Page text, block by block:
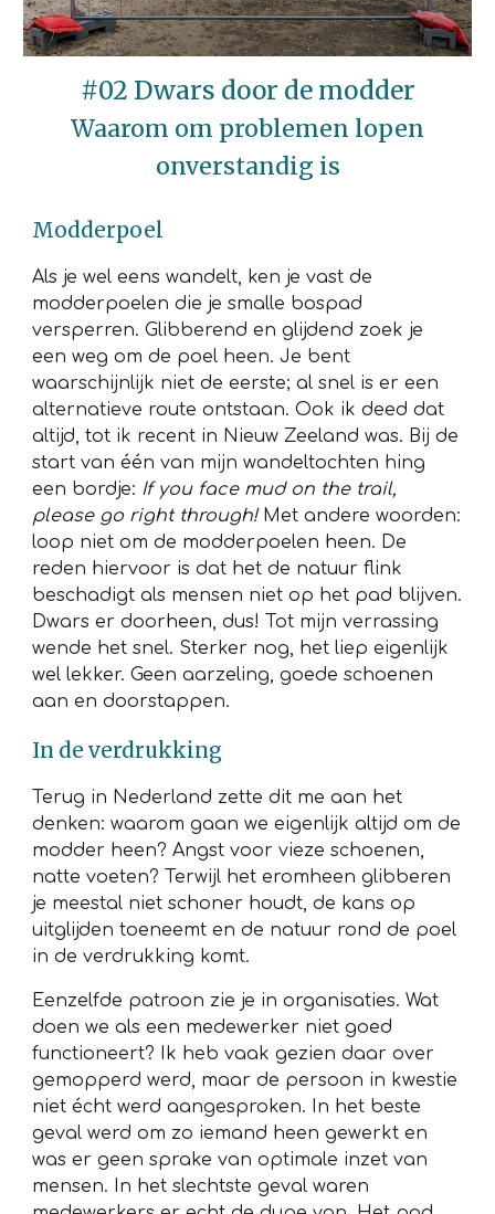
#02 Dwars door de modder
Waarom om problemen lopen
onverstandig is
Modderpoel
Als je wel eens wandelt, ken je vast de
modderpoelen die je smalle bospad
versperren. Glibberend en glijdend zoek je
een weg om de poel heen. Je bent
waarschijnlijk niet de eerste; al snel is er een
alternatieve route ontstaan. Ook ik deed dat
altijd, tot ik recent in Nieuw Zeeland was. Bij de
start van één van mijn wandeltochten hing
een bordje: If you face mud on the trail,
please go right through!Met andere woorden:
loop niet om de modderpoelen heen. De
reden hiervoor is dat het de natuur flink
beschadigt als mensen niet op het pad blijven.
Dwars er doorheen, dus! Tot mijn verrassing
wende het snel. Sterker nog, het liep eigenlijk
wel lekker. Geen aarzeling, goede schoenen
aan en doorstappen.
In de verdrukking
Terug in Nederland zette dit me aan het
denken: waarom gaan we eigenlijk altijd om de
modder heen? Angst voor vieze schoenen,
natte voeten? Terwijl het eromheen glibberen
je meestal niet schoner houdt, de kans op
uitglijden toeneemt en de natuur rond de poel
in de verdrukking komt.
Eenzelfde patroon zie je in organisaties. Wat
doen we als een medewerker niet goed
functioneert? Ik heb vaak gezien daar over
gemopperd werd, maar de persoon in kwestie
niet écht werd aangesproken. In het beste
geval werd om zo iemand heen gewerkt en
was er geen sprake van optimale inzet van
mensen. In het slechtste geval waren